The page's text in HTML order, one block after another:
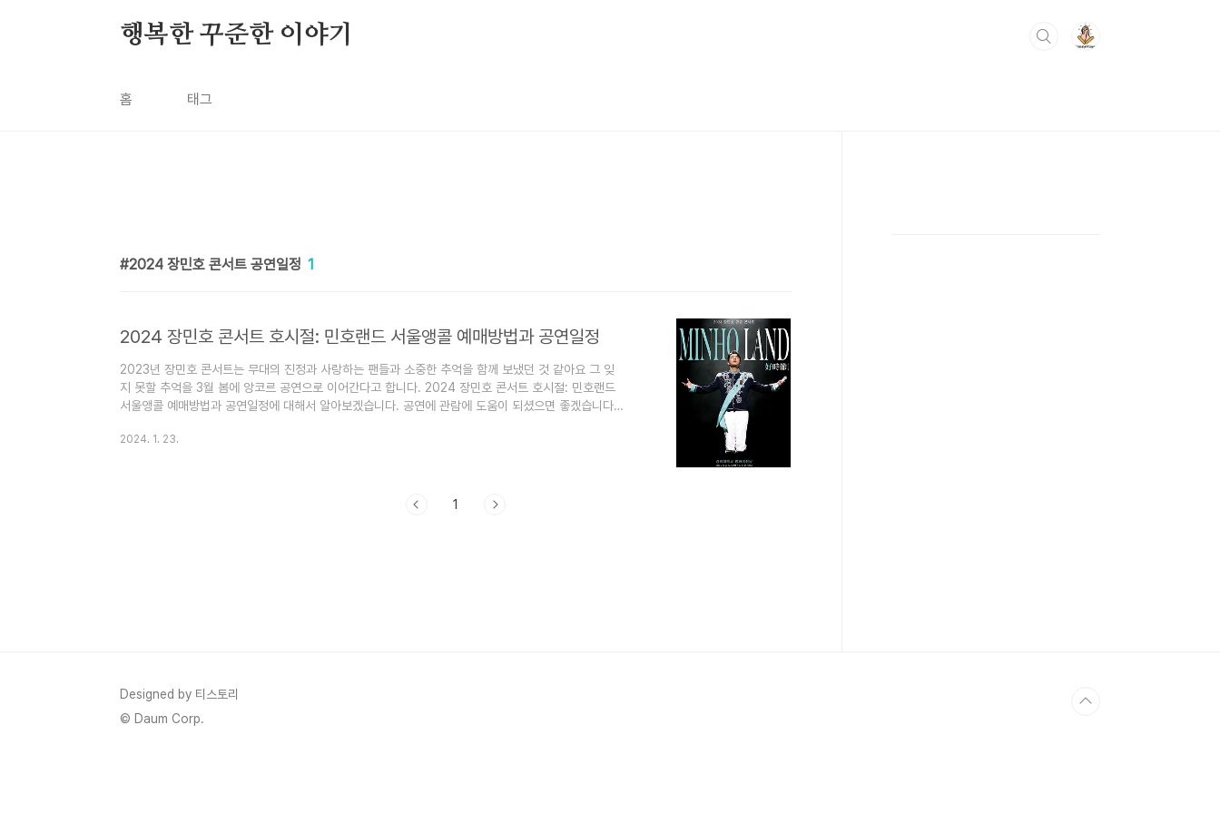
행복한 꾸준한 이야기
홈 태그
2024 장민호 콘서트 공연일정 1
2024 장민호 콘서트 호시절: 민호랜드 서울앵콜 예매방법과 공연일정
2023년 장민호 콘서트는 무대의 진정과 사랑하는 팬들과 소중한 추억을 함께 보냈던 것 같아요 그 잊
지 못할 추억을 3월 봄에 앙코르 공연으로 이어간다고 합니다. 2024 장민호 콘서트 호시절: 민호랜드
서울앵콜 예매방법과 공연일정에 대해서 알아보겠습니다. 공연에 관람에 도움이 되셨으면 좋겠습니다.
好時節'서울 앵콜 [MIN-HO LAND] 달콤한 설렘이 가득한 놀이동산처럼, 밤하늘의 별 보다 반짝이는
2024. 1. 23.
1
Designed by 티스토리
© Daum Corp.